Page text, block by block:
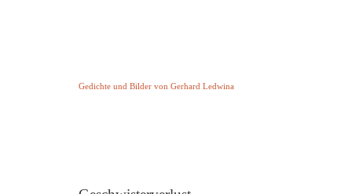
Gedichte und Bilder von Gerhard Ledwina